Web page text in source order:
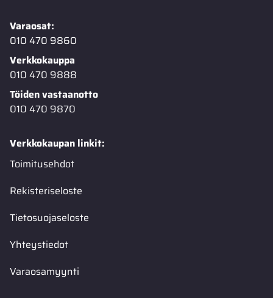
Varaosat:
010 470 9860
Verkkokauppa
010 470 9888
Töiden vastaanotto
010 470 9870
Verkkokaupan linkit:
Toimitusehdot
Rekisteriseloste
Tietosuojaseloste
Yhteystiedot
Varaosamyynti